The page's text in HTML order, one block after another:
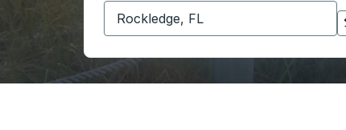
Commencez à saisir la ville d'origine